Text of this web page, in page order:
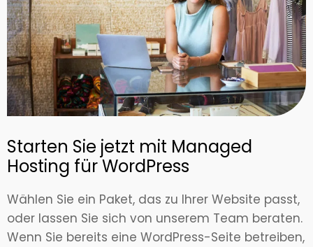
Starten Sie jetzt mit Managed
Hosting für WordPress
Wählen Sie ein Paket, das zu Ihrer Website passt,
oder lassen Sie sich von unserem Team beraten.
Wenn Sie bereits eine WordPress-Seite betreiben,